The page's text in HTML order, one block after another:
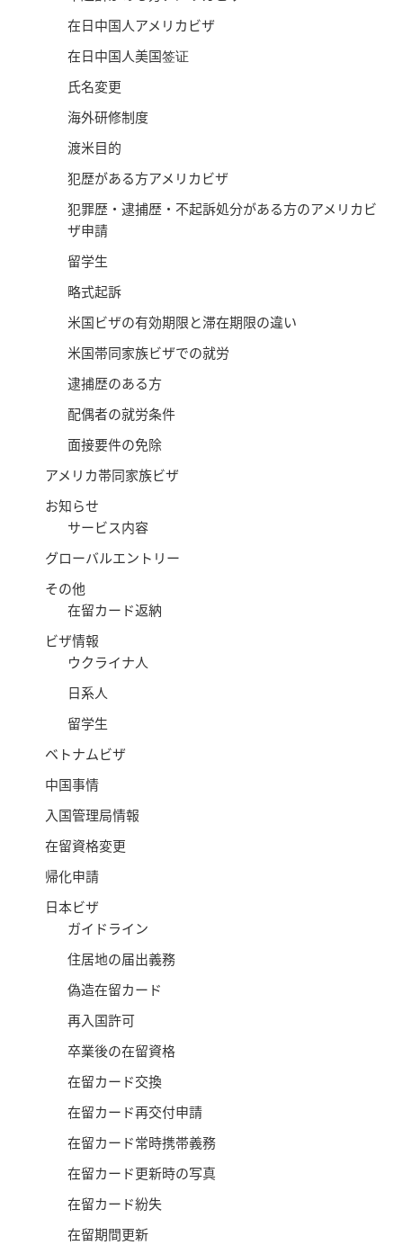
在日中国人アメリカビザ
在日中国人美国签证
氏名変更
海外研修制度
渡米目的
犯歴がある方アメリカビザ
犯罪歴・逮捕歴・不起訴処分がある方のアメリカビ
ザ申請
留学生
略式起訴
米国ビザの有効期限と滞在期限の違い
米国帯同家族ビザでの就労
逮捕歴のある方
配偶者の就労条件
面接要件の免除
アメリカ帯同家族ビザ
お知らせ
サービス内容
グローバルエントリー
その他
在留カード返納
ビザ情報
ウクライナ人
日系人
留学生
ベトナムビザ
中国事情
入国管理局情報
在留資格変更
帰化申請
日本ビザ
ガイドライン
住居地の届出義務
偽造在留カード
再入国許可
卒業後の在留資格
在留カード交換
在留カード再交付申請
在留カード常時携帯義務
在留カード更新時の写真
在留カード紛失
在留期間更新